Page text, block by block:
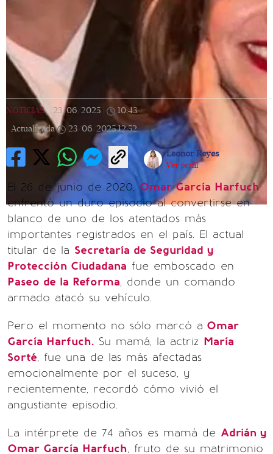
NOTICIAS 23/06/2025 10:43 |
Actualizada
23/06/2025 12:52
Leonor Reyes
Ver perfil
El 26 de junio de 2020,Omar García Harfuch
enfrentó un duro episodio al convertirse en
blanco de uno de los atentados más
importantes registrados en el país. El actual
titular de la Secretaría de Seguridad y
Protección Ciudadana fue emboscado en
Paseo de la Reforma, donde un comando
armado atacó su vehículo.
Pero el momento no sólo marcó a Omar
García Harfuch. Su mamá, la actriz María
Sorté, fue una de las más afectadas
emocionalmente por el suceso, y
recientemente, recordó cómo vivió el
angustiante episodio.
La intérprete de 74 años es mamá de Adrián y
Omar García Harfuch, fruto de su matrimonio